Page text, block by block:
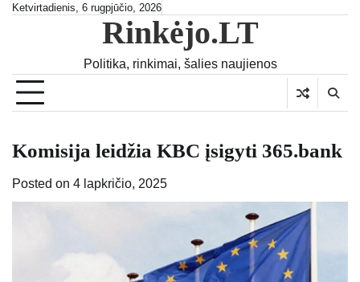
SkipKetvirtadienis, 6 rugpjūčio, 2026
Rinkėjo.LT
Politika, rinkimai, šalies naujienos
Komisija leidžia KBC įsigyti 365.bank
Posted on 4 lapkričio, 2025